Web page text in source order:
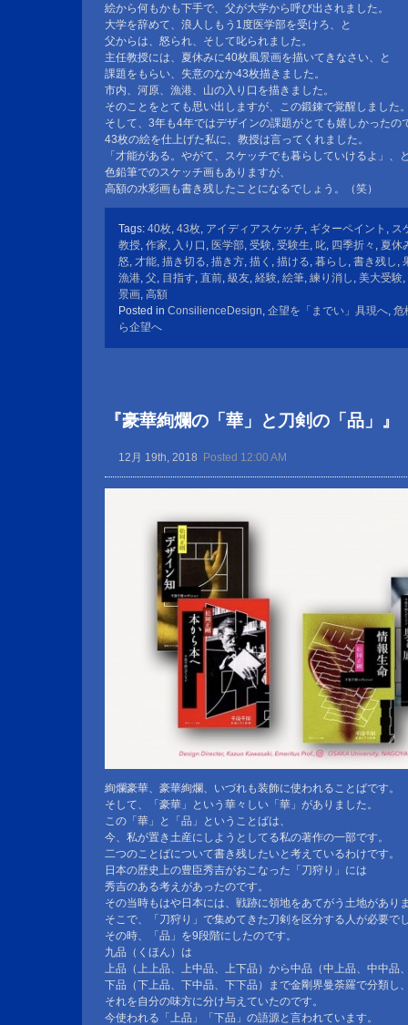
絵から何もかも下手で、父が大学から呼び出されました。
大学を辞めて、浪人しもう1度医学部を受けろ、と
父からは、怒られ、そして叱られました。
主任教授には、夏休みに40枚風景画を描いてきなさい、と
課題をもらい、失意のなか43枚描きました。
市内、河原、漁港、山の入り口を描きました。
そのことをとても思い出しますが、この鍛錬で覚醒しました
そして、3年も4年ではデザインの課題がとても嬉しかったの
43枚の絵を仕上げた私に、教授は言ってくれました。
「才能がある。やがて、スケッチでも暮らしていけるよ」、
色鉛筆でのスケッチ画もありますが、
高額の水彩画も書き残したことになるでしょう。（笑）
Tags: 40枚 43枚 アイディアスケッチ ギターペイント
ス
教授 作家 入り口 医学部 受験 受験生 叱 四季折々
夏休
怒 才能 描き切る 描き方 描く 描ける 暮らし 書き残し
漁港 父 目指す 直前 級友 経験 絵筆 練り消し 美大受験
景画 高額
Posted in ConsilienceDesign 企望を「までい」具現へ 危
ら企望へ
『豪華絢爛の「華」と刀剣の「品」』
12月 19th, 2018 Posted 12:00 AM
絢爛豪華、豪華絢爛、いづれも装飾に使われることばです。
そして、「豪華」という華々しい「華」がありました。
この「華」と「品」ということばは、
今、私が置き土産にしようとしてる私の著作の一部です。
二つのことばについて書き残したいと考えているわけです。
日本の歴史上の豊臣秀吉がおこなった「刀狩り」には
秀吉のある考えがあったのです。
その当時もはや日本には、戦跡に領地をあてがう土地があり
そこで、「刀狩り」で集めてきた刀剣を区分する人が必要で
その時、「品」を9段階にしたのです。
九品（くほん）は
上品（上上品、上中品、上下品）から中品（中上品、中中品
下品（下上品、下中品、下下品）まで金剛界曼荼羅で分類し
それを自分の味方に分け与えていたのです。
今使われる「上品」「下品」の語源と言われています。